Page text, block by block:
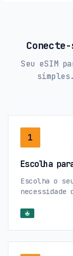
Seu eSIM
1
Escolha
Escolha o
necessidade